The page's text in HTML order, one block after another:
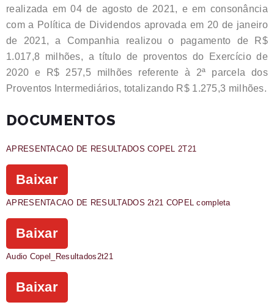
realizada em 04 de agosto de 2021, e em consonância
com a Política de Dividendos aprovada em 20 de janeiro
de 2021, a Companhia realizou o pagamento de R$
1.017,8 milhões, a título de proventos do Exercício de
2020 e R$ 257,5 milhões referente à 2ª parcela dos
Proventos Intermediários, totalizando R$ 1.275,3 milhões.
DOCUMENTOS
APRESENTACAO DE RESULTADOS COPEL 2T21
Baixar
APRESENTACAO DE RESULTADOS 2t21 COPEL completa
Baixar
Audio Copel_Resultados2t21
Baixar